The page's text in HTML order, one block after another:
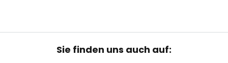
Sie finden uns auch auf: